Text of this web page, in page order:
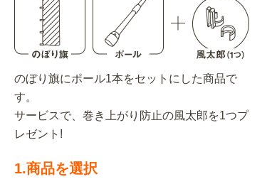
のぼり旗にポール1本をセットにした商品で
す。
サービスで、巻き上がり防止の風太郎を1つプ
レゼント!
1.商品を選択